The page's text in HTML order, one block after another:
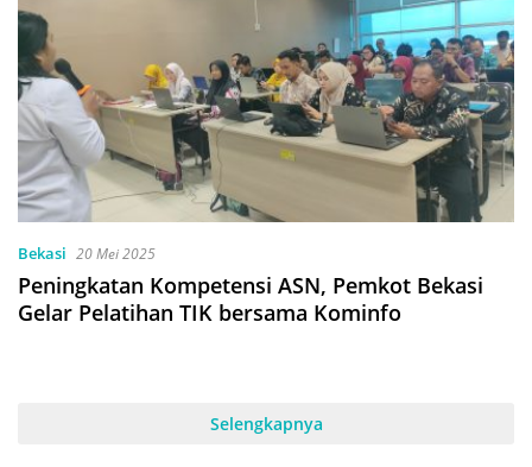
Bekasi 20 Mei 2025
Peningkatan Kompetensi ASN, Pemkot Bekasi
Gelar Pelatihan TIK bersama Kominfo
Selengkapnya